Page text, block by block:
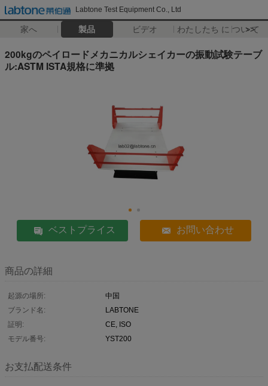
Labtone Test Equipment Co., Ltd
家へ 製品 ビデオ わたしたち に つい て
>>
200kgのペイロードメカニカルシェイカーの振動試験テーブ
ル:ASTM ISTA規格に準拠
ベストプライス お問い合わせ
商品の詳細
起源の場所:
中国
ブランド名:
LABTONE
証明:
CE, ISO
モデル番号:
YST200
お支払配送条件